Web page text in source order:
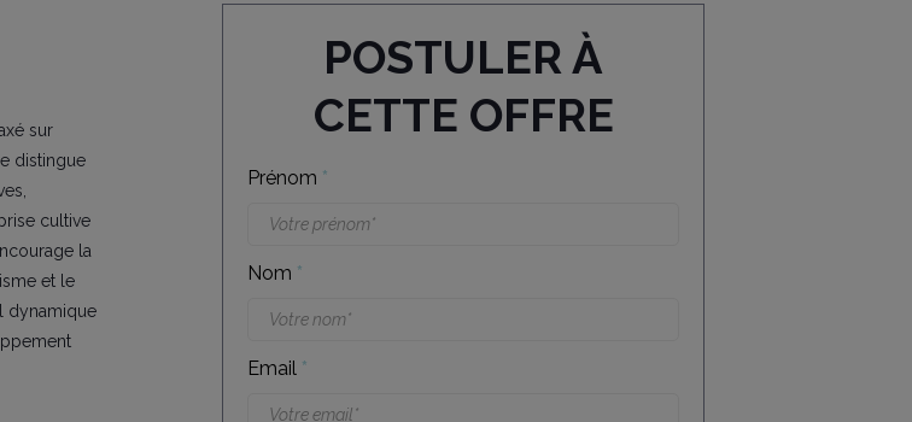
sur
distingue
cultive
la
et le
dynamique
POSTULER À
CETTE OFFRE
Prénom *
Nom *
Email *